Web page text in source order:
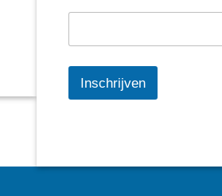
Inschrijven